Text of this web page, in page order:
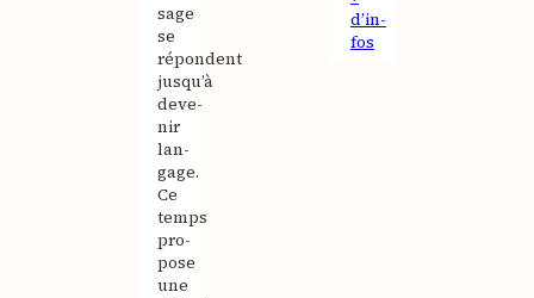
sage
se
répondent
jusqu’à
deve­
nir
lan­
gage.
Ce
temps
pro­
pose
une
d’in­
fos